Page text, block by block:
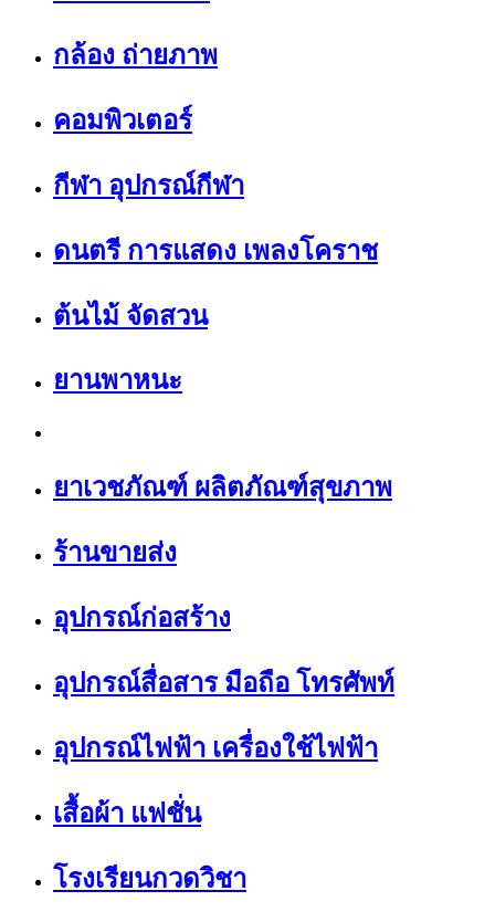
กล้อง ถ่ายภาพ
คอมพิวเตอร์
กีฬา อุปกรณ์กีฬา
ดนตรี การแสดง เพลงโคราช
ต้นไม้ จัดสวน
ยานพาหนะ
ยาเวชภัณฑ์ ผลิตภัณฑ์สุขภาพ
ร้านขายส่ง
อุปกรณ์ก่อสร้าง
อุปกรณ์สื่อสาร มือถือ โทรศัพท์
อุปกรณ์ไฟฟ้า เครื่องใช้ไฟฟ้า
เสื้อผ้า แฟชั่น
โรงเรียนกวดวิชา